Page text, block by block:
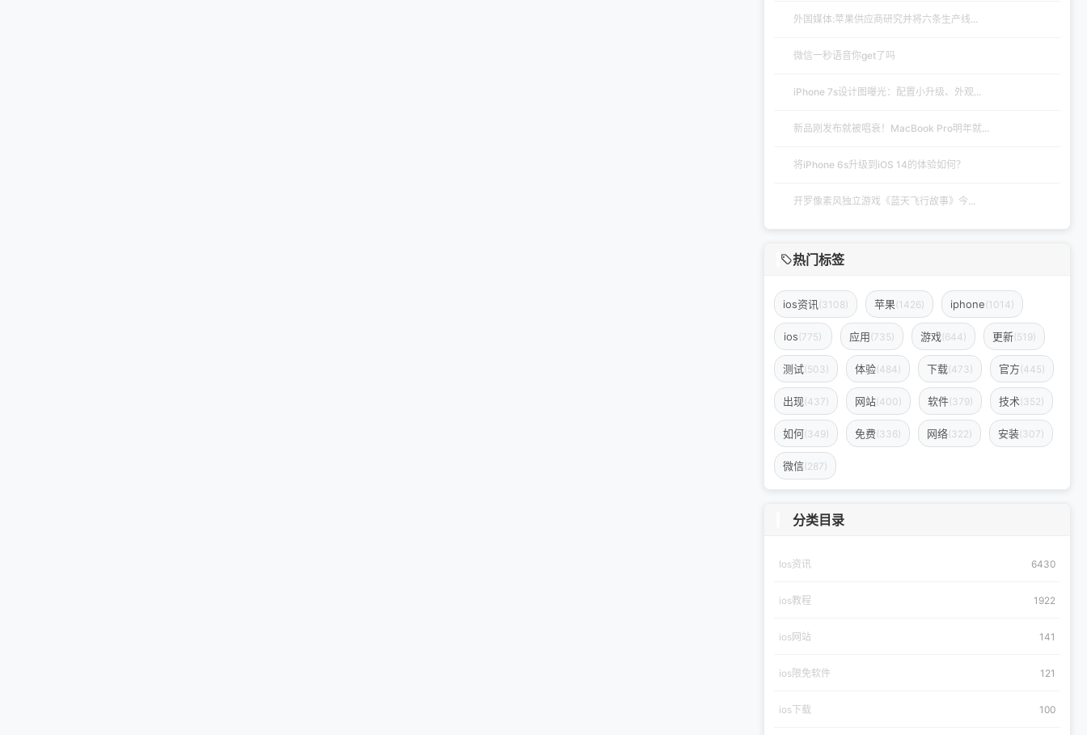
外国媒体:苹果供应商研究并将六条生产线...
微信一秒语音你get了吗
iPhone 7s设计图曝光：配置小升级、外观...
新品刚发布就被唱衰！MacBook Pro明年就...
将iPhone 6s升级到iOS 14的体验如何？
开罗像素风独立游戏《蓝天飞行故事》今...
热门标签
ios资讯 (3108) 苹果(1426) iphone(1014)
ios(775) 应用(735) 游戏(644) 更新(519)
测试(503) 体验(484) 下载(473) 官方(445)
出现(437) 网站(400) 软件(379) 技术(352)
如何(349) 免费(336) 网络(322) 安装(307)
微信(287)
分类目录
Ios资讯 6430
ios教程 1922
ios网站 141
ios限免软件 121
ios下载 100